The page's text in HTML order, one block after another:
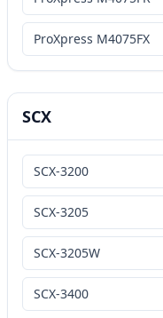
ProXpress M4075FX
SCX
SCX-3200
SCX-3205
SCX-3205W
SCX-3400